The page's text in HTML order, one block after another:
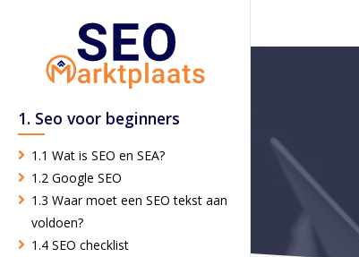
1. Seo voor beginners
1.1 Wat is SEO en SEA?
1.2 Google SEO
1.3 Waar moet een SEO tekst aan
voldoen?
1.4 SEO checklist